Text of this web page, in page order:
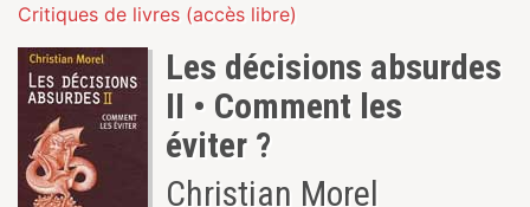
Critiques de livres (accès libre)
Les décisions absurdes
II • Comment les
éviter ?
Christian Morel